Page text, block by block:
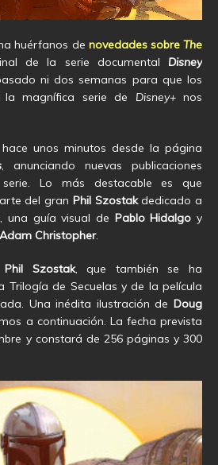
huérfanos de novedades sobreThe
de la serie documental Disney
ni dos semanas para que los
magnífica serie de Disney+nos
unos minutos desde la página
, anunciando nuevas publicaciones
Lo más destacable es que
del gran Phil Szostakdedicado a
una guía visual de Pablo Hidalgo y
Adam Christopher.
Phil Szostak, que también se ha
Trilogía de Secuelas y de la película
Una inédita ilustración de Doug
a continuación. La fecha prevista
y constará de 256 páginas y 300